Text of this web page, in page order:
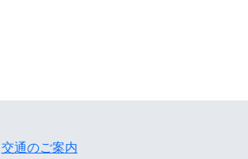
交通のご案内